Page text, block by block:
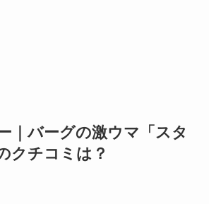
｜バーグの激ウマ「スタ
クチコミは？